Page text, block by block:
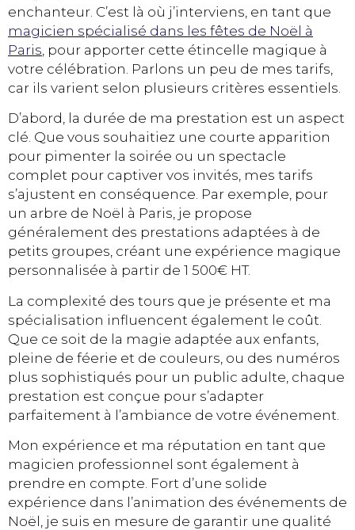
enchanteur. C’est là où j’interviens, en tant que
magicien spécialisé dans les fêtes de Noël à
Paris , pour apporter cette étincelle magique à
votre célébration. Parlons un peu de mes tarifs,
car ils varient selon plusieurs critères essentiels.
D’abord, la durée de ma prestation est un aspect
clé. Que vous souhaitiez une courte apparition
pour pimenter la soirée ou un spectacle
complet pour captiver vos invités, mes tarifs
s’ajustent en conséquence. Par exemple, pour
un arbre de Noël à Paris, je propose
généralement des prestations adaptées à de
petits groupes, créant une expérience magique
personnalisée à partir de 1 500€ HT.
La complexité des tours que je présente et ma
spécialisation influencent également le coût.
Que ce soit de la magie adaptée aux enfants,
pleine de féerie et de couleurs, ou des numéros
plus sophistiqués pour un public adulte, chaque
prestation est conçue pour s’adapter
parfaitement à l’ambiance de votre événement.
Mon expérience et ma réputation en tant que
magicien professionnel sont également à
prendre en compte. Fort d’une solide
expérience dans l’animation des événements de
Noël, je suis en mesure de garantir une qualité